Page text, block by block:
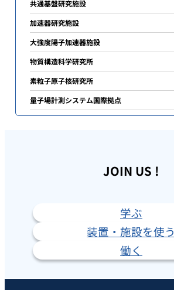
共通基盤研究施設
加速器研究施設
大強度陽子加速器施設
物質構造科学研究所
素粒子原子核研究所
量子場計測システム国際拠点
JOIN US !
学ぶ
装置・施設を使う
働く